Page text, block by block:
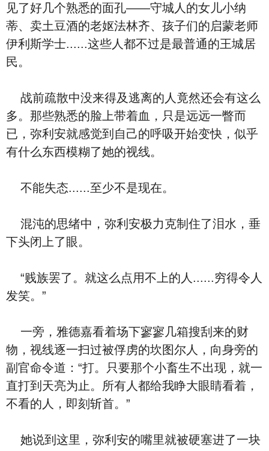
见了好几个熟悉的面孔——守城人的女儿小纳
蒂、卖土豆酒的老妪法林齐、孩子们的启蒙老师
伊利斯学士......这些人都不过是最普通的王城居
民。
战前疏散中没来得及逃离的人竟然还会有这么
多。那些熟悉的脸上带着血，只是远远一瞥而
已，弥利安就感觉到自己的呼吸开始变快，似乎
有什么东西模糊了她的视线。
不能失态......至少不是现在。
混沌的思绪中，弥利安极力克制住了泪水，垂
下头闭上了眼。
“贱族罢了。就这么点用不上的人......穷得令人
发笑。”
一旁，雅德嘉看着场下寥寥几箱搜刮来的财
物，视线逐一扫过被俘虏的坎图尔人，向身旁的
副官命令道：“打。只要那个小畜生不出现，就一
直打到天亮为止。所有人都给我睁大眼睛看着，
不看的人，即刻斩首。”
她说到这里，弥利安的嘴里就被硬塞进了一块